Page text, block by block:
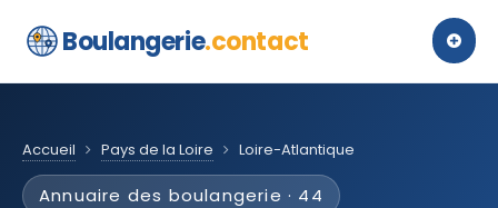
Boulangerie.contact
Accueil Pays de la Loire Loire-Atlantique
Annuaire des boulangerie · 44